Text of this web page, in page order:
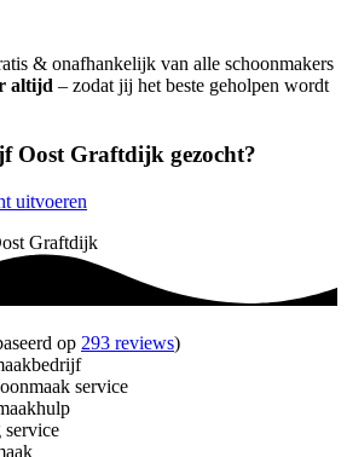
& onafhankelijk van alle schoonmakers
altijd – zodat jij het beste geholpen wordt
Oost Graftdijk gezocht?
uitvoeren
op 293 reviews)